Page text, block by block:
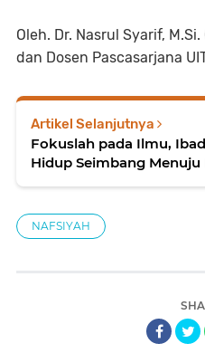
Oleh. Dr. Nasrul Syarif,
dan Dosen Pascasarjana
Artikel Selanjutnya
Fokuslah pada Ilmu,
Hidup Seimbang
NAFSIYAH